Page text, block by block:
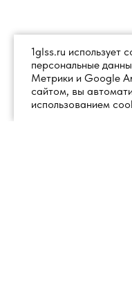
1glss.ru использует
персональные
Метрики и Google
сайтом, вы
использованием